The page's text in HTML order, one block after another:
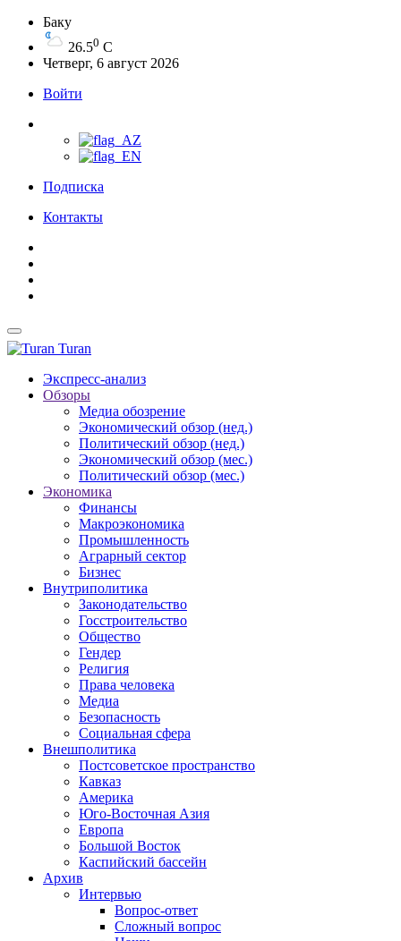
Баку
26.50 C
Четверг, 6 август 2026
Войти
Подписка
Контакты
Turan
Экспресс-анализ
Обзоры
Медиа обозрение
Экономический обзор (нед.)
Политический обзор (нед.)
Экономический обзор (мес.)
Политический обзор (мес.)
Экономика
Финансы
Макроэкономика
Промышленность
Аграрный сектор
Бизнес
Внутриполитика
Законодательство
Госстроительство
Общество
Гендер
Религия
Права человека
Медиа
Безопасность
Социальная сфера
Внешполитика
Постсоветское пространство
Кавказ
Америка
Юго-Восточная Азия
Европа
Большой Восток
Каспийский бассейн
Архив
Интервью
Вопрос-ответ
Сложный вопрос